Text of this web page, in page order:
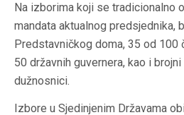
Na izborima koji se tradicionalno
mandata aktualnog predsjednika,
Predstavničkog doma, 35 od 100
50 državnih guvernera, kao i
dužnosnici.
Izbore u Sjedinjenim Državama